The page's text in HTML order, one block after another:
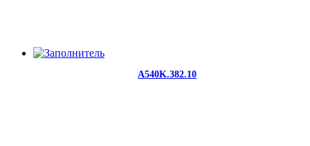
A540K.382.10